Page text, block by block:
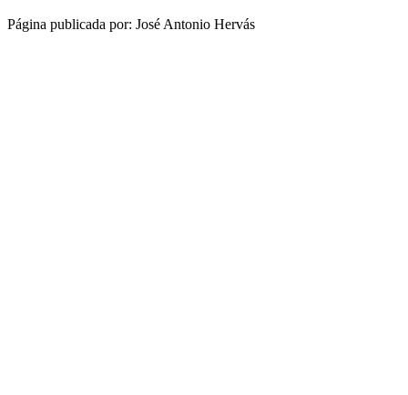
Página publicada por: José Antonio Hervás